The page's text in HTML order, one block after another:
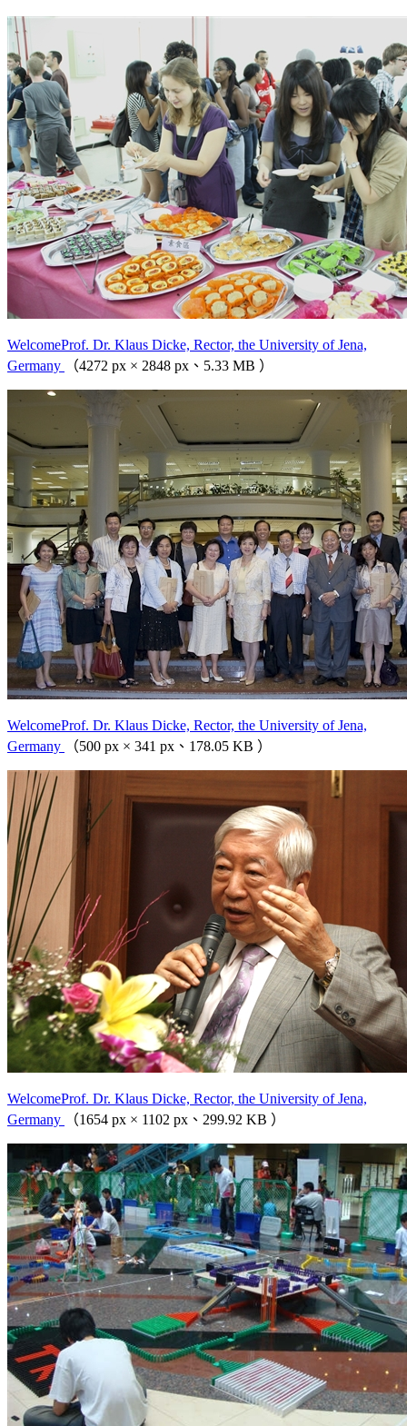
WelcomeProf. Dr. Klaus Dicke, Rector, the University of Jena,
Germany
（4272 px × 2848 px、5.33 MB ）
WelcomeProf. Dr. Klaus Dicke, Rector, the University of Jena,
Germany
（500 px × 341 px、178.05 KB ）
WelcomeProf. Dr. Klaus Dicke, Rector, the University of Jena,
Germany
（1654 px × 1102 px、299.92 KB ）